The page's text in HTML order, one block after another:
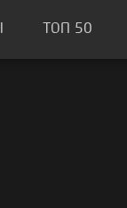
ТОП 50